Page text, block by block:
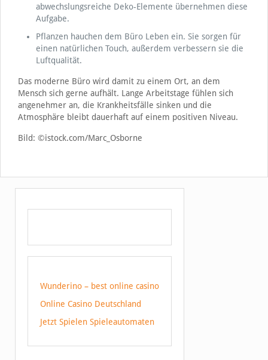
abwechslungsreiche Deko-Elemente übernehmen diese
Aufgabe.
Pflanzen hauchen dem Büro Leben ein. Sie sorgen für
einen natürlichen Touch, außerdem verbessern sie die
Luftqualität.
Das moderne Büro wird damit zu einem Ort, an dem
Mensch sich gerne aufhält. Lange Arbeitstage fühlen sich
angenehmer an, die Krankheitsfälle sinken und die
Atmosphäre bleibt dauerhaft auf einem positiven Niveau.
Bild: ©istock.com/Marc_Osborne
Wunderino – best online casino
Online Casino Deutschland
Jetzt Spielen Spieleautomaten